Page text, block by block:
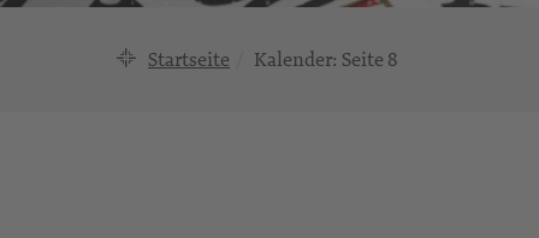
Startseite Kalender: Seite 8